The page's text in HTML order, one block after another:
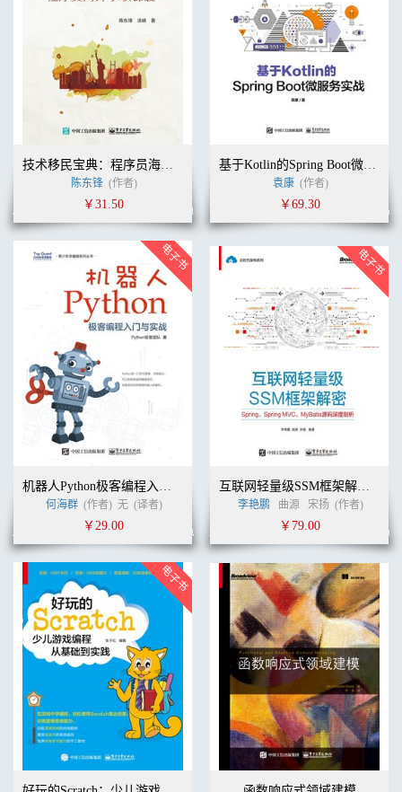
技术移民宝典：程序员海外求职锦囊
陈东锋 (作者)
￥31.50
基于Kotlin的Spring Boot微服务实战
袁康 (作者)
￥69.30
机器人Python极客编程入门与实战
何海群 (作者) 无 (译者)
￥29.00
互联网轻量级SSM框架解密：Spring、Spring MVC、MyBatis源码深度剖析
李艳鹏 曲源 宋扬 (作者)
￥79.00